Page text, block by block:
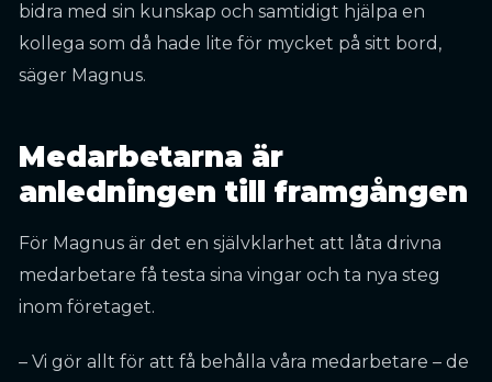
bidra med sin kunskap och samtidigt hjälpa en
kollega som då hade lite för mycket på sitt bord,
säger Magnus.
Medarbetarna är
anledningen till framgången
För Magnus är det en självklarhet att låta drivna
medarbetare få testa sina vingar och ta nya steg
inom företaget.
– Vi gör allt för att få behålla våra medarbetare – de